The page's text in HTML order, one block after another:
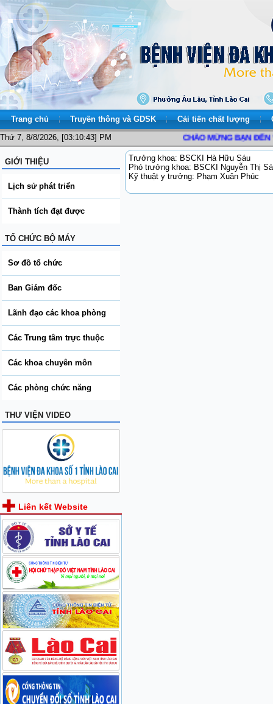
Trang chủ Truyền thông và GDSK Cải tiến chất lượng
Thứ 7, 8/8/2026, [03:10:43] PM
CHÀO MỪNG BẠN ĐẾN
GIỚI THIỆU
Lịch sử phát triển
Thành tích đạt được
TỔ CHỨC BỘ MÁY
Sơ đồ tổ chức
Ban Giám đốc
Lãnh đạo các khoa phòng
Các Trung tâm trực thuộc
Các khoa chuyên môn
Các phòng chức năng
THƯ VIỆN VIDEO
Liên kết Website
Trưởng khoa: BSCKI Hà Hữu Sáu
Phó trưởng khoa: BSCKI Nguyễn Thị
Kỹ thuật y trưởng: Phạm Xuân Phúc